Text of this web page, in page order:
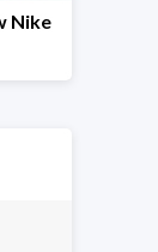
Nike